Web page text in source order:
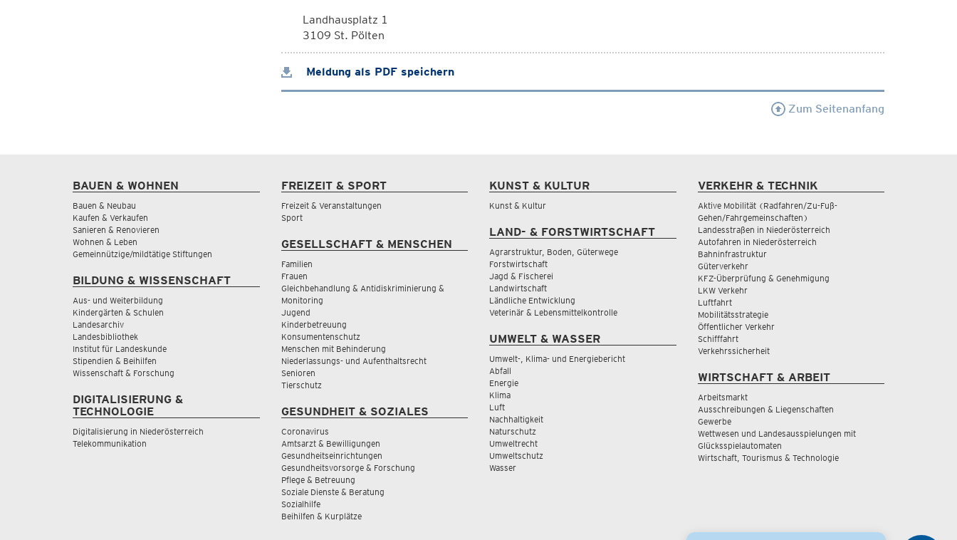
Landhausplatz 1
3109 St. Pölten
Meldung als PDF speichern
Zum Seitenanfang
BAUEN & WOHNEN
Bauen & Neubau
Kaufen & Verkaufen
Sanieren & Renovieren
Wohnen & Leben
Gemeinnützige/mildtätige Stiftungen
BILDUNG & WISSENSCHAFT
Aus- und Weiterbildung
Kindergärten & Schulen
Landesarchiv
Landesbibliothek
Institut für Landeskunde
Stipendien & Beihilfen
Wissenschaft & Forschung
DIGITALISIERUNG &
TECHNOLOGIE
Digitalisierung in Niederösterreich
Telekommunikation
FREIZEIT & SPORT
Freizeit & Veranstaltungen
Sport
GESELLSCHAFT & MENSCHEN
Familien
Frauen
Gleichbehandlung & Antidiskriminierung &
Monitoring
Jugend
Kinderbetreuung
Konsumentenschutz
Menschen mit Behinderung
Niederlassungs- und Aufenthaltsrecht
Senioren
Tierschutz
GESUNDHEIT & SOZIALES
Coronavirus
Amtsarzt & Bewilligungen
Gesundheitseinrichtungen
Gesundheitsvorsorge & Forschung
Pflege & Betreuung
Soziale Dienste & Beratung
Sozialhilfe
Beihilfen & Kurplätze
KUNST & KULTUR
Kunst & Kultur
LAND- & FORSTWIRTSCHAFT
Agrarstruktur, Boden, Güterwege
Forstwirtschaft
Jagd & Fischerei
Landwirtschaft
Ländliche Entwicklung
Veterinär & Lebensmittelkontrolle
UMWELT & WASSER
Umwelt-, Klima- und Energiebericht
Abfall
Energie
Klima
Luft
Nachhaltigkeit
Naturschutz
Umweltrecht
Umweltschutz
Wasser
VERKEHR & TECHNIK
Aktive Mobilität (Radfahren/Zu-Fuß-
Gehen/Fahrgemeinschaften)
Landesstraßen in Niederösterreich
Autofahren in Niederösterreich
Bahninfrastruktur
Güterverkehr
KFZ-Überprüfung & Genehmigung
LKW Verkehr
Luftfahrt
Mobilitätsstrategie
Öffentlicher Verkehr
Schifffahrt
Verkehrssicherheit
WIRTSCHAFT & ARBEIT
Arbeitsmarkt
Ausschreibungen & Liegenschaften
Gewerbe
Wettwesen und Landesausspielungen mit
Glücksspielautomaten
Wirtschaft, Tourismus & Technologie